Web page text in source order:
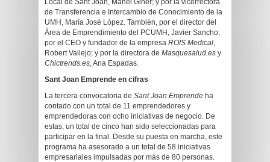
Local de Sant Joan, Manel Giner; y por la vicerrectora
de Transferencia e Intercambio de Conocimiento de la
UMH, María José López. También, por el director del
Área de Emprendimiento del PCUMH, Javier Sancho;
por el CEO y fundador de la empresa ROIS Medical,
Robert Vallejo; y por la directora de Masquesalud.es y
Chictrends.es, Ana Espadas.
Sant Joan Emprende en cifras
La tercera convocatoria de Sant Joan Emprende ha
contado con un total de 11 emprendedores y
emprendedoras con ocho iniciativas de negocio. De
estas, un total de cinco han sido seleccionadas para
participar en la final. Desde su puesta en marcha, este
programa ha asesorado a un total de 58 iniciativas
empresariales impulsadas por más de 80 personas.